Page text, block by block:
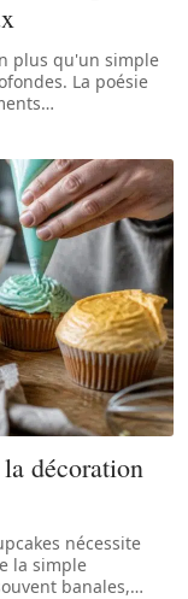
plus qu'un simple
La poésie
…
décoration
nécessite
la simple
banales,…